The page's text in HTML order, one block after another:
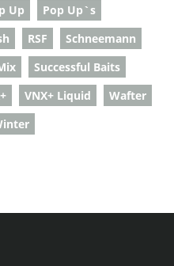
Up
Pop Up`s
RSF
Schneemann
Successful Baits
VNX+ Liquid
Wafter